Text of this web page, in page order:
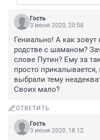
Гость
3 июня 2020, 20:58
Гениально! А как
родстве с шаманом?
слове Путин? Ему за
просто
выбрали тему
Своих мало?
ОТВЕТИТЬ
Гость
3 июня 2020, 18:12